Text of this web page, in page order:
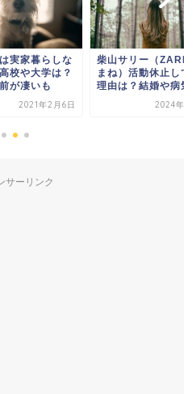
（ZARDもの
休止していた
婚や病気？
2024年3月11日
NiziU デビュー曲
「Make you happy
詞！発売日...
2020年7
サーリンク